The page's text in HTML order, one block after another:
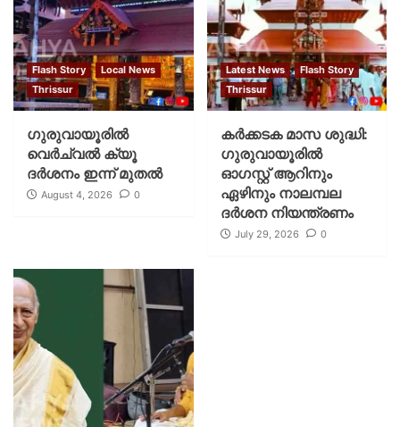
Flash Story
Local News
Thrissur
ഗുരുവായൂരില്‍
വെര്‍ച്വല്‍ ക്യൂ
ദര്‍ശനം ഇന്ന് മുതല്‍
August 4, 2026 0
Latest News
Flash Story
Thrissur
കര്‍ക്കടക മാസ ശുദ്ധി:
ഗുരുവായൂരില്‍
ഓഗസ്റ്റ് ആറിനും
ഏഴിനും നാലമ്പല
ദര്‍ശന നിയന്ത്രണം
July 29, 2026 0